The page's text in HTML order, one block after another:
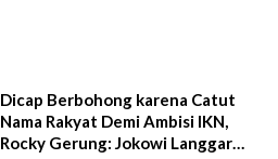
Dicap Berbohong karena Catut
Nama Rakyat Demi Ambisi IKN,
Rocky Gerung: Jokowi Langgar